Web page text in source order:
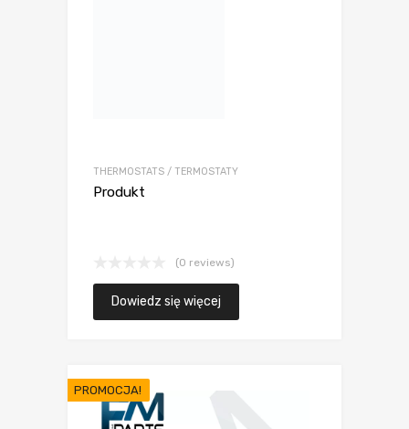
THERMOSTATS / TERMOSTATY
Produkt
(0 reviews)
Dowiedz się więcej
PROMOCJA!